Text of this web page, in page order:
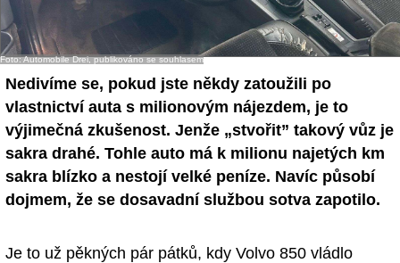
- Ostatní
Diskuzní fórum
Sledujte nás!
Foto: Automobile Drei, publikováno se souhlasem
Nedivíme se, pokud jste někdy zatoužili po
vlastnictví auta s milionovým nájezdem, je to
výjimečná zkušenost. Jenže „stvořit” takový vůz je
sakra drahé. Tohle auto má k milionu najetých km
sakra blízko a nestojí velké peníze. Navíc působí
dojmem, že se dosavadní službou sotva zapotilo.
Je to už pěkných pár pátků, kdy Volvo 850 vládlo